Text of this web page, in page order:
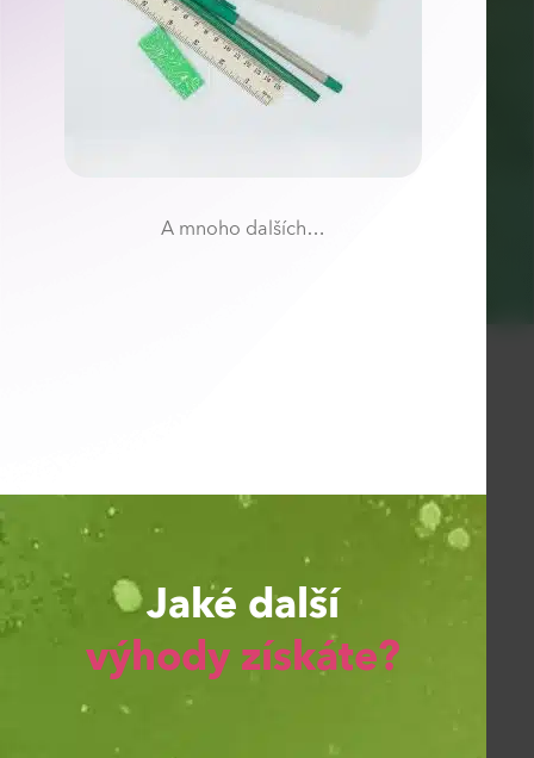
A mnoho dalších…
Jaké další
výhody získáte?